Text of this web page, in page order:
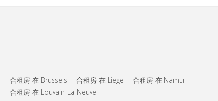
合租房 在 Brussels 合租房 在 Liege
合租房 在 Namur
合租房 在 Louvain-La-Neuve